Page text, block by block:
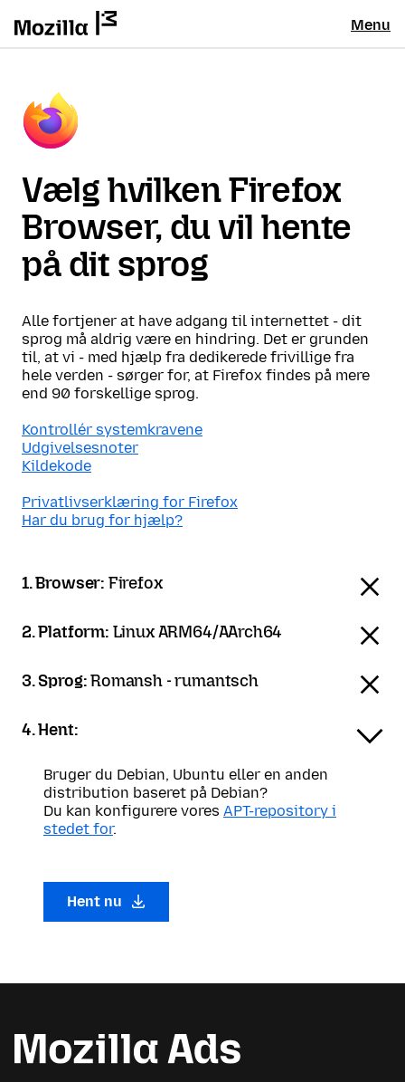
Menu
Vælg hvilken Firefox
Browser, du vil hente
på dit sprog
Alle fortjener at have adgang til internettet - dit
sprog må aldrig være en hindring. Det er grunden
til, at vi - med hjælp fra dedikerede frivillige fra
hele verden - sørger for, at Firefox findes på mere
end 90 forskellige sprog.
Kontrollér systemkravene
Udgivelsesnoter
Kildekode
Privatlivserklæring for Firefox
Har du brug for hjælp?
1. Browser: Firefox
2. Platform: Linux ARM64/AArch64
3. Sprog:Romansh - rumantsch
4. Hent:
Bruger du Debian, Ubuntu eller en anden
distribution baseret på Debian?
Du kan konfigurere vores APT-repository i
stedet for.
Hent nu